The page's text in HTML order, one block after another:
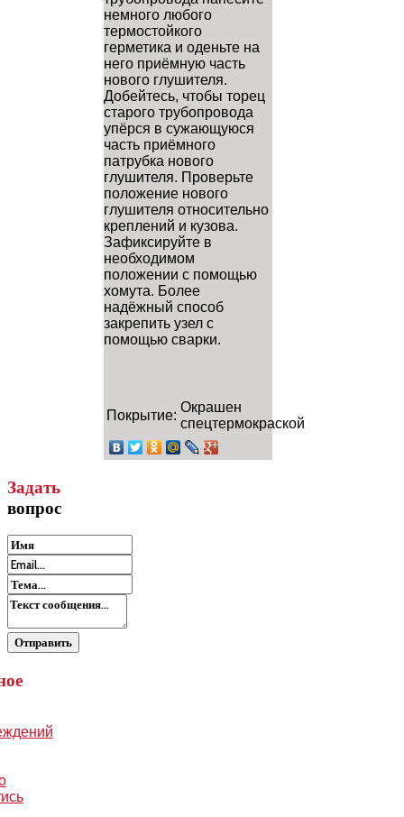
немного любого
термостойкого
герметика и оденьте на
него приёмную часть
нового глушителя.
Добейтесь, чтобы торец
старого трубопровода
упёрся в сужающуюся
часть приёмного
патрубка нового
глушителя. Проверьте
положение нового
глушителя относительно
креплений и кузова.
Зафиксируйте в
необходимом
положении с помощью
хомута. Более
надёжный способ
закрепить узел с
помощью сварки.
Покрытие:
Окрашен
спецтермокраской
Задать
вопрос